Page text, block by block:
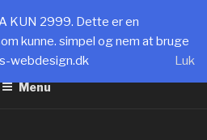
www.cs-webdesign.dk
Menu
KUN 2999. Dette er en
kunne. simpel og nem at bruge
webdesign.dk
Luk